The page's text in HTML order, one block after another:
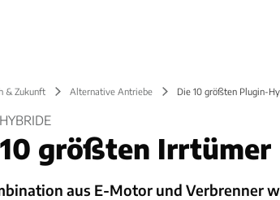
& Zukunft Alternative Antriebe Die 10 größten Plugin-
größten Irrtümer
aus E-Motor und Verbrenner